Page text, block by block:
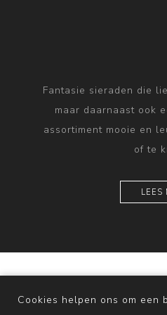
Fantasie sieraden die
maar daarnaast ook
assortiment mooie en
of te
LEES
Cookies helpen ons om een